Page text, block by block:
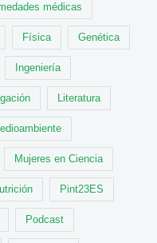
médicas
Física Genética
Ingeniería
Literatura
Mujeres en Ciencia
Pint23ES
Podcast